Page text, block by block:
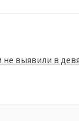
выявили в